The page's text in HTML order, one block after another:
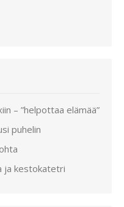
– ”helpottaa elämää”
puhelin
ja kestokatetri